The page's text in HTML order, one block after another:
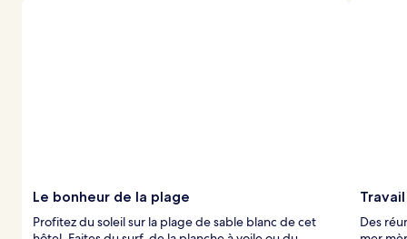
Le bonheur de la plage
Profitez du soleil sur la plage de sable blanc de cet
Des